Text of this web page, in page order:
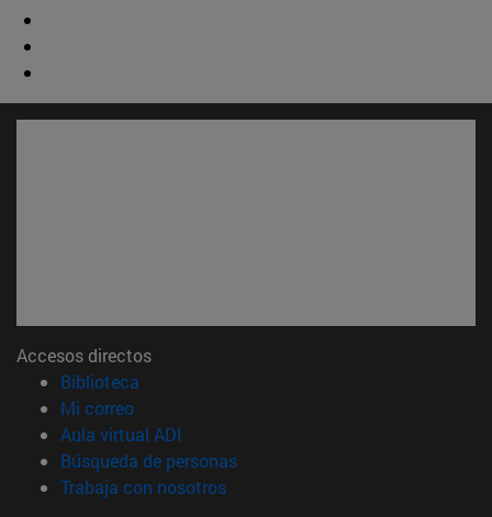
Accesos directos
Biblioteca
Mi correo(abre en nueva ventana)
Aula virtual ADI
Búsqueda de personas(abre en nueva ventana)
Trabaja con nosotros(abre en nueva ventana)